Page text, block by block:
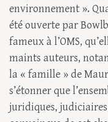
environnement ».
été ouverte par
fameux à l’OMS,
maints auteurs,
la « famille » de
s’étonner que
juridiques,